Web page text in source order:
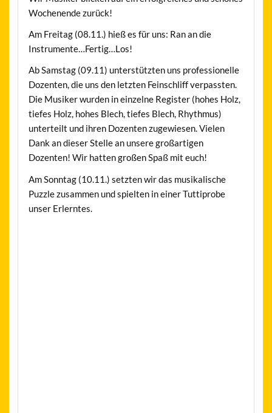
Wochenende zurück!
Am Freitag (08.11.) hieß es für uns: Ran an die
Instrumente…Fertig…Los!
Ab Samstag (09.11) unterstützten uns professionelle
Dozenten, die uns den letzten Feinschliff verpassten.
Die Musiker wurden in einzelne Register (hohes Holz,
tiefes Holz, hohes Blech, tiefes Blech, Rhythmus)
unterteilt und ihren Dozenten zugewiesen. Vielen
Dank an dieser Stelle an unsere großartigen
Dozenten! Wir hatten großen Spaß mit euch!
Am Sonntag (10.11.) setzten wir das musikalische
Puzzle zusammen und spielten in einer Tuttiprobe
unser Erlerntes.